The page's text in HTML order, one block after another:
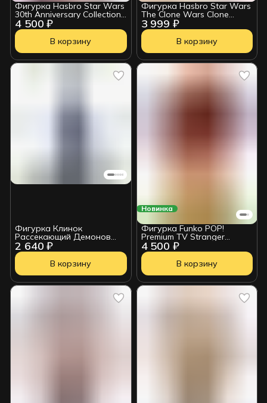
4 500 ₽
Фигурка Hasbro Star Wars
30th Anniversary Collection
Imperial EVO Trooper Force
Unleashed 3.75 Inch Action
В корзину
3 999 ₽
Фигурка Hasbro Star Wars
The Clone Wars Clone
Trooper Army
В корзину
2 640 ₽
Фигурка Клинок
Рассекающий Демонов
Kimetsu no Yaiba Yushiro
В корзину
Новинка
4 500 ₽
Фигурка Funko POP!
Premium TV Stranger
Things Demogorgon (On
Fire) (Exc) (1831) 88400
В корзину